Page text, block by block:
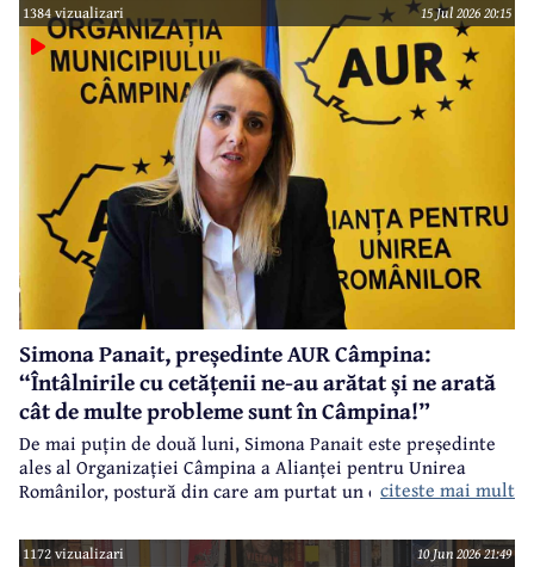
deja cu un cost peste 15 lei, cadou la 15 lei, doar marți, 4
august, până la ora 15.00, în limita stocului.În spatele
acestui succes se află perseverență și calitate a unor
produse excepționale și dorința de a oferi clienților o
calitate constantă la cele mai înalte standarde.
1384 vizualizari 15 Jul 2026 20:15
Simona Panait, președinte AUR Câmpina:
“Întâlnirile cu cetățenii ne-au arătat și ne arată
cât de multe probleme sunt în Câmpina!”
De mai puțin de două luni, Simona Panait este președinte
ales al Organizației Câmpina a Alianței pentru Unirea
Românilor, postură din care am purtat un dialog despre
formațiuni politice.
citeste mai mult
1172 vizualizari 10 Jun 2026 21:49